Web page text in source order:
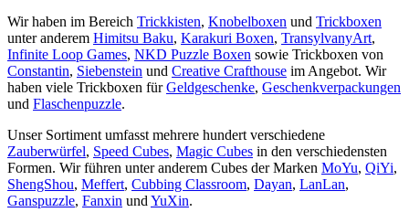
Wir haben im Bereich Trickkisten, Knobelboxen und Trickboxen
unter anderem Himitsu Baku, Karakuri Boxen, TransylvanyArt,
Infinite Loop Games, NKD Puzzle Boxen sowie Trickboxen von
Constantin, Siebenstein und Creative Crafthouse im Angebot. Wir
haben viele Trickboxen fürGeldgeschenke, Geschenkverpackungen
und Flaschenpuzzle.
Unser Sortiment umfasst mehrere hundert verschiedene
Zauberwürfel, Speed Cubes, Magic Cubes in den verschiedensten
Formen. Wir führen unter anderem Cubes der Marken MoYu, QiYi,
ShengShou, Meffert, Cubbing Classroom, Dayan, LanLan,
Ganspuzzle, Fanxin und YuXin.